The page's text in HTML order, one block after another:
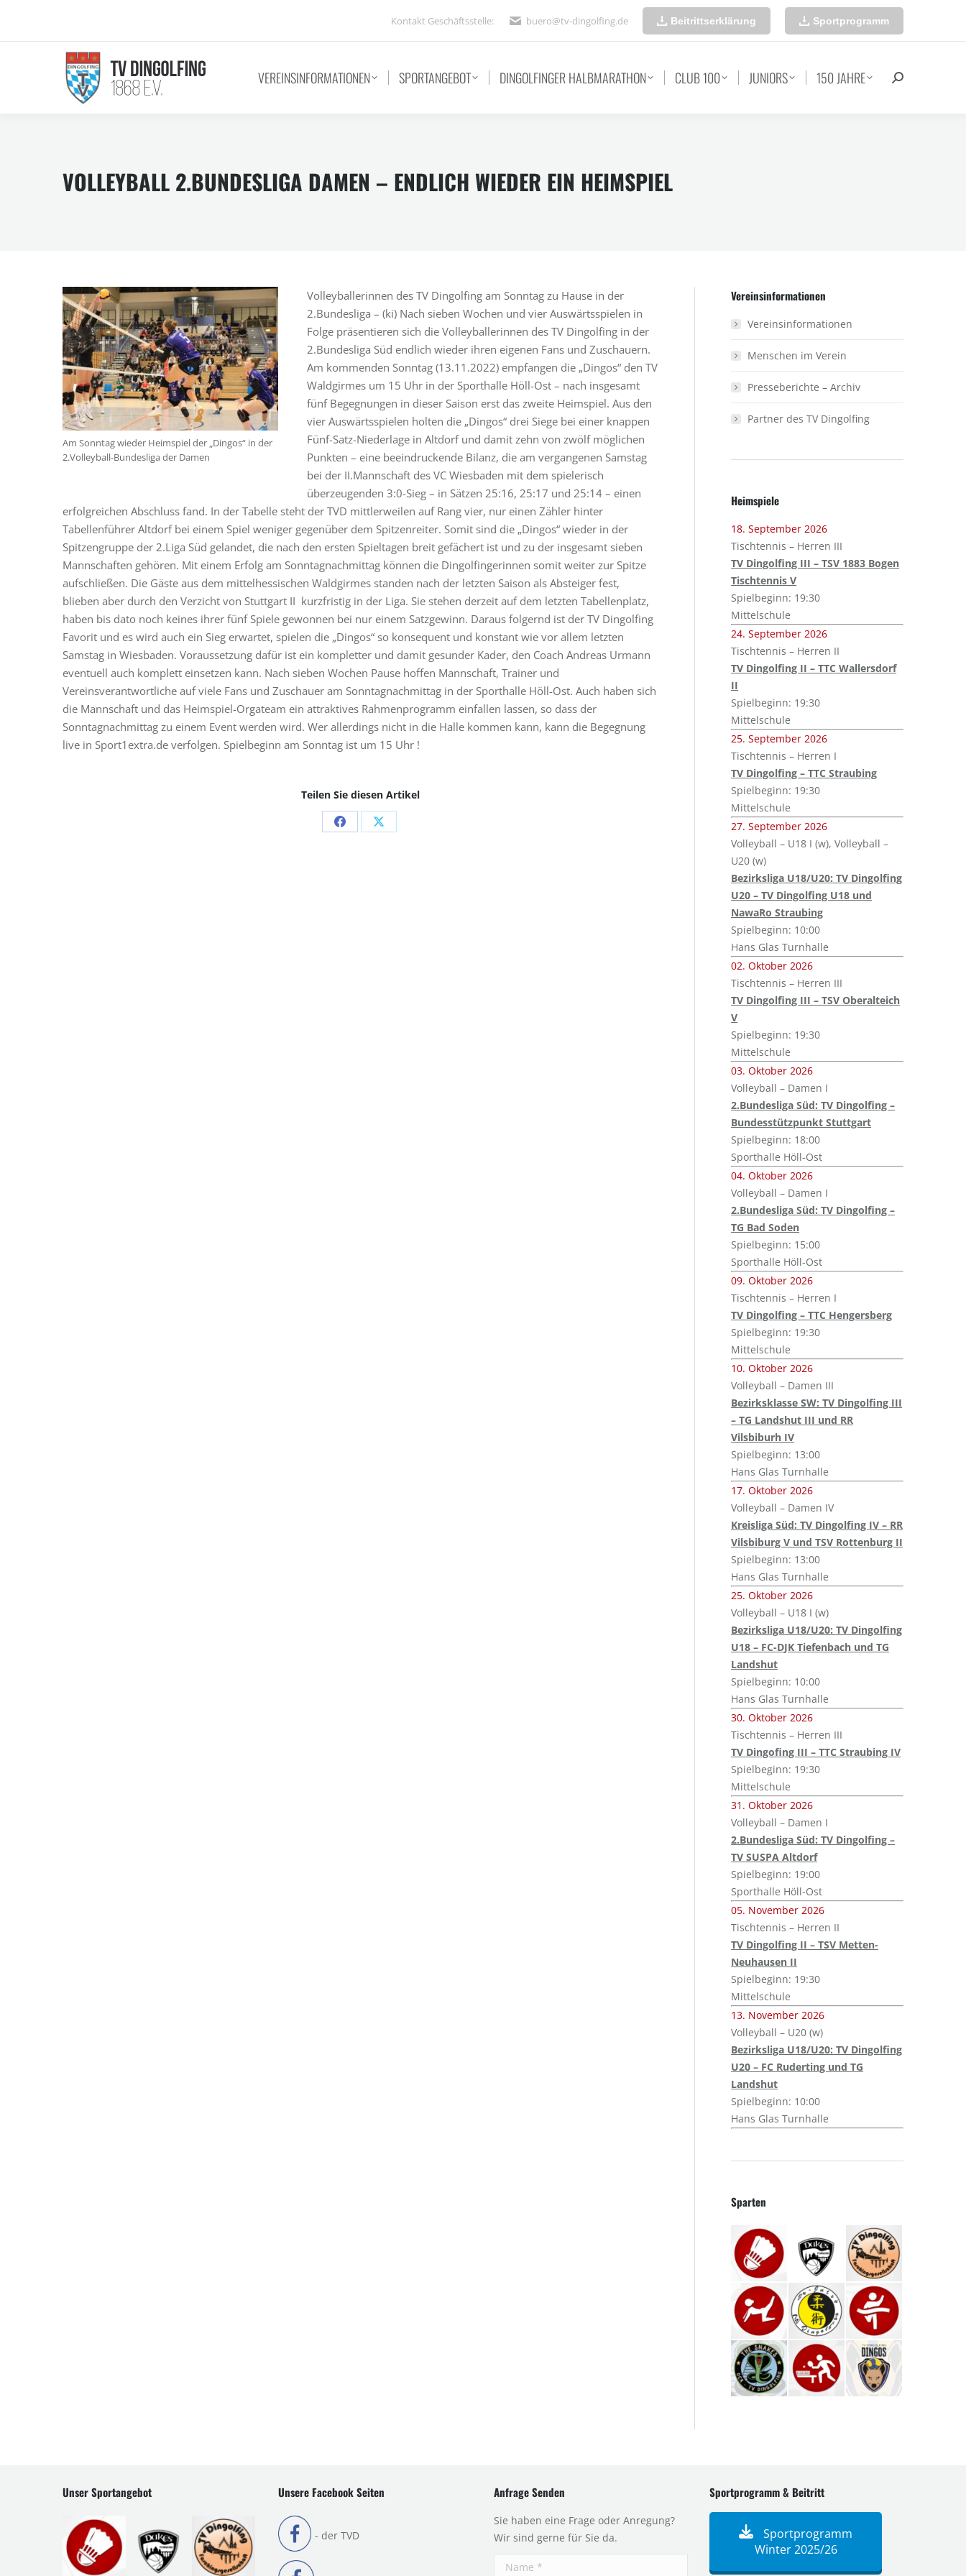
Kontakt Geschäftsstelle: buero@tv-dingolfing.de Beitrittserklärung Sportprogramm
VEREINSINFORMATIONEN SPORTANGEBOT DINGOLFINGER HALBMARATHON CLUB 100 JUNIORS 150 JAHRE Search:
VOLLEYBALL 2.BUNDESLIGA DAMEN – ENDLICH WIEDER EIN HEIMSPIEL
Am Sonntag wieder Heimspiel der „Dingos“ in der
2.Volleyball-Bundesliga der Damen
Volleyballerinnen des TV Dingolfing am Sonntag zu Hause in der
2.Bundesliga – (ki) Nach sieben Wochen und vier Auswärtsspielen in
Folge präsentieren sich die Volleyballerinnen des TV Dingolfing in der
2.Bundesliga Süd endlich wieder ihren eigenen Fans und Zuschauern.
Am kommenden Sonntag (13.11.2022) empfangen die „Dingos“ den TV
Waldgirmes um 15 Uhr in der Sporthalle Höll-Ost – nach insgesamt
fünf Begegnungen in dieser Saison erst das zweite Heimspiel. Aus den
vier Auswärtsspielen holten die „Dingos“ drei Siege bei einer knappen
Fünf-Satz-Niederlage in Altdorf und damit zehn von zwölf möglichen
Punkten – eine beeindruckende Bilanz, die am vergangenen Samstag
bei der II.Mannschaft des VC Wiesbaden mit dem spielerisch
überzeugenden 3:0-Sieg – in Sätzen 25:16, 25:17 und 25:14 – einen
erfolgreichen Abschluss fand. In der Tabelle steht der TVD mittlerweilen auf Rang vier, nur einen Zähler hinter
Tabellenführer Altdorf bei einem Spiel weniger gegenüber dem Spitzenreiter. Somit sind die „Dingos“ wieder in der
Spitzengruppe der 2.Liga Süd gelandet, die nach den ersten Spieltagen breit gefächert ist und zu der insgesamt sieben
Mannschaften gehören. Mit einem Erfolg am Sonntagnachmittag können die Dingolfingerinnen somit weiter zur Spitze
aufschließen. Die Gäste aus dem mittelhessischen Waldgirmes standen nach der letzten Saison als Absteiger fest,
blieben aber durch den Verzicht von Stuttgart II kurzfristig in der Liga. Sie stehen derzeit auf dem letzten Tabellenplatz,
haben bis dato noch keines ihrer fünf Spiele gewonnen bei nur einem Satzgewinn. Daraus folgernd ist der TV Dingolfing
Favorit und es wird auch ein Sieg erwartet, spielen die „Dingos“ so konsequent und konstant wie vor allem letzten
Samstag in Wiesbaden. Voraussetzung dafür ist ein kompletter und damit gesunder Kader, den Coach Andreas Urmann
eventuell auch komplett einsetzen kann. Nach sieben Wochen Pause hoffen Mannschaft, Trainer und
Vereinsverantwortliche auf viele Fans und Zuschauer am Sonntagnachmittag in der Sporthalle Höll-Ost. Auch haben sich
die Mannschaft und das Heimspiel-Orgateam ein attraktives Rahmenprogramm einfallen lassen, so dass der
Sonntagnachmittag zu einem Event werden wird. Wer allerdings nicht in die Halle kommen kann, kann die Begegnung
live in Sport1extra.de verfolgen. Spielbeginn am Sonntag ist um 15 Uhr !
Teilen Sie diesen Artikel
Share Share
Vereinsinformationen
Vereinsinformationen
Menschen im Verein
Presseberichte – Archiv
Partner des TV Dingolfing
Heimspiele
18. September 2026
Tischtennis – Herren III
TV Dingolfing III – TSV 1883 Bogen
Tischtennis V
Spielbeginn: 19:30
Mittelschule
24. September 2026
Tischtennis – Herren II
TV Dingolfing II – TTC Wallersdorf
II
Spielbeginn: 19:30
Mittelschule
25. September 2026
Tischtennis – Herren I
TV Dingolfing – TTC Straubing
Spielbeginn: 19:30
Mittelschule
27. September 2026
Volleyball – U18 I (w), Volleyball –
U20 (w)
Bezirksliga U18/U20: TV Dingolfing
U20 – TV Dingolfing U18 und
NawaRo Straubing
Spielbeginn: 10:00
Hans Glas Turnhalle
02. Oktober 2026
Tischtennis – Herren III
TV Dingolfing III – TSV Oberalteich
V
Spielbeginn: 19:30
Mittelschule
03. Oktober 2026
Volleyball – Damen I
2.Bundesliga Süd: TV Dingolfing –
Bundesstützpunkt Stuttgart
Spielbeginn: 18:00
Sporthalle Höll-Ost
04. Oktober 2026
Volleyball – Damen I
2.Bundesliga Süd: TV Dingolfing –
TG Bad Soden
Spielbeginn: 15:00
Sporthalle Höll-Ost
09. Oktober 2026
Tischtennis – Herren I
TV Dingolfing – TTC Hengersberg
Spielbeginn: 19:30
Mittelschule
10. Oktober 2026
Volleyball – Damen III
Bezirksklasse SW: TV Dingolfing III
– TG Landshut III und RR
Vilsbiburh IV
Spielbeginn: 13:00
Hans Glas Turnhalle
17. Oktober 2026
Volleyball – Damen IV
Kreisliga Süd: TV Dingolfing IV – RR
Vilsbiburg V und TSV Rottenburg II
Spielbeginn: 13:00
Hans Glas Turnhalle
25. Oktober 2026
Volleyball – U18 I (w)
Bezirksliga U18/U20: TV Dingolfing
U18 – FC-DJK Tiefenbach und TG
Landshut
Spielbeginn: 10:00
Hans Glas Turnhalle
30. Oktober 2026
Tischtennis – Herren III
TV Dingofing III – TTC Straubing IV
Spielbeginn: 19:30
Mittelschule
31. Oktober 2026
Volleyball – Damen I
2.Bundesliga Süd: TV Dingolfing –
TV SUSPA Altdorf
Spielbeginn: 19:00
Sporthalle Höll-Ost
05. November 2026
Tischtennis – Herren II
TV Dingolfing II – TSV Metten-
Neuhausen II
Spielbeginn: 19:30
Mittelschule
13. November 2026
Volleyball – U20 (w)
Bezirksliga U18/U20: TV Dingolfing
U20 – FC Ruderting und TG
Landshut
Spielbeginn: 10:00
Hans Glas Turnhalle
Sparten
Unser Sportangebot Unsere Facebook Seiten
- der TVD
Anfrage Senden
Sie haben eine Frage oder Anregung?
Wir sind gerne für Sie da.
Name *
Sportprogramm & Beitritt
Sportprogramm
Winter 2025/26